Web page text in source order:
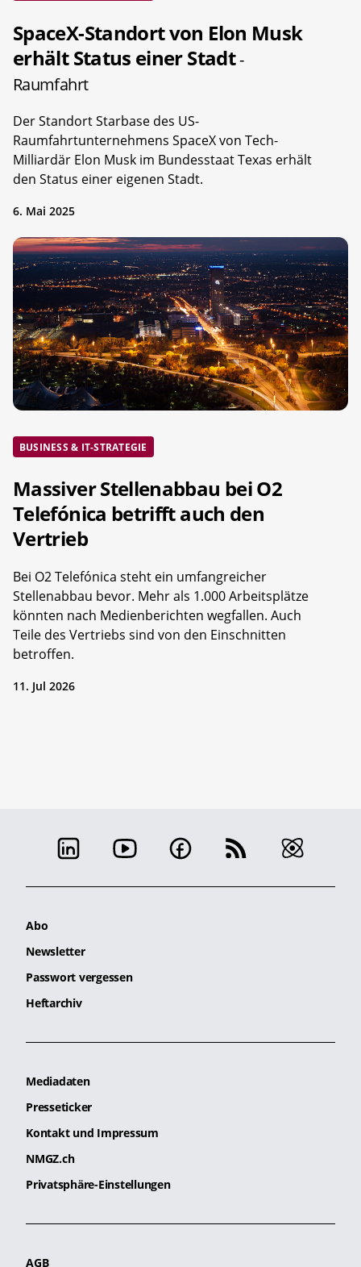
SpaceX-Standort von Elon Musk
erhält Status einer Stadt-
Raumfahrt
Der Standort Starbase des US-
Raumfahrtunternehmens SpaceX von Tech-
Milliardär Elon Musk im Bundesstaat Texas erhält
den Status einer eigenen Stadt.
6. Mai 2025
BUSINESS & IT-STRATEGIE
Massiver Stellenabbau bei O2
Telefónica betrifft auch den
Vertrieb
Bei O2 Telefónica steht ein umfangreicher
Stellenabbau bevor. Mehr als 1.000 Arbeitsplätze
könnten nach Medienberichten wegfallen. Auch
Teile des Vertriebs sind von den Einschnitten
betroffen.
11. Jul 2026
Abo
Newsletter
Passwort vergessen
Heftarchiv
Mediadaten
Presseticker
Kontakt und Impressum
NMGZ.ch
Privatsphäre-Einstellungen
AGB